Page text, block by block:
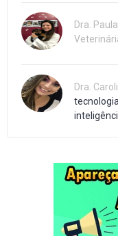
Dra.
Dra.